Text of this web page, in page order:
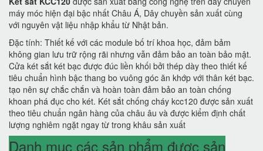
máy móc hiện đại bậc nhất Châu Á, Dây chuyền sản xuất cùng
với nguyên vật liệu nhập khẩu từ Nhật bản.
Đặc tính: Thiết kế với các module bố trí khoa học, đảm bảm
không gian lưu trữ rộng rãi nhưng vẫn đảm bảo an toàn bảo mật.
Cửa két sắt két bạc được đúc liền khối bởi thép dày theo thiết kế
tiêu chuẩn hình bậc thang bo vuông góc ăn khớp với thân két bạc.
tạo nên sự chắc chắn và hoàn toàn đảm bảo an toàn chống
khoan phá đục cho két. Két sắt chống cháy kcc120 được sản xuất
theo tiêu chuẩn ngân hàng của châu âu và được kiểm định chất
lượng nghiêm ngặt ngay từ trong khâu sản xuất
Danh mục các sản phẩm được sản